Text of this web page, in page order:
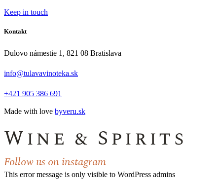
Keep in touch
Kontakt
Dulovo námestie 1, 821 08 Bratislava
info@tulavavinoteka.sk
+421 905 386 691
Made with love byveru.sk
Wine & Spirits
Follow us on instagram
This error message is only visible to WordPress admins